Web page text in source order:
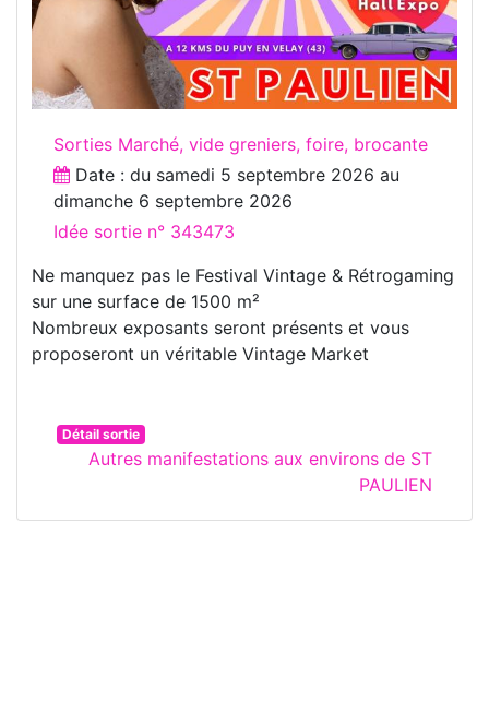
Sorties Marché, vide greniers, foire, brocante
Date : du samedi 5 septembre 2026 au
dimanche 6 septembre 2026
Idée sortie n° 343473
Ne manquez pas le Festival Vintage & Rétrogaming
sur une surface de 1500 m²
Nombreux exposants seront présents et vous
proposeront un véritable Vintage Market
Détail sortie
Autres manifestations aux environs de ST
PAULIEN